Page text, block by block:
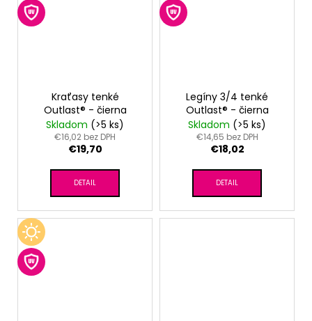
Kraťasy tenké
Outlast® - čierna
Skladom (>5 ks)
€16,02 bez DPH
€19,70
DETAIL
Legíny 3/4 tenké
Outlast® - čierna
Skladom (>5 ks)
€14,65 bez DPH
€18,02
DETAIL